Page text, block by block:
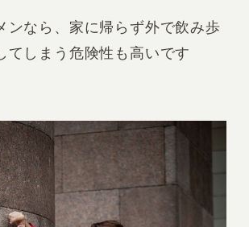
ンなら、家に帰らず外で飲み歩
てしまう危険性も高いです